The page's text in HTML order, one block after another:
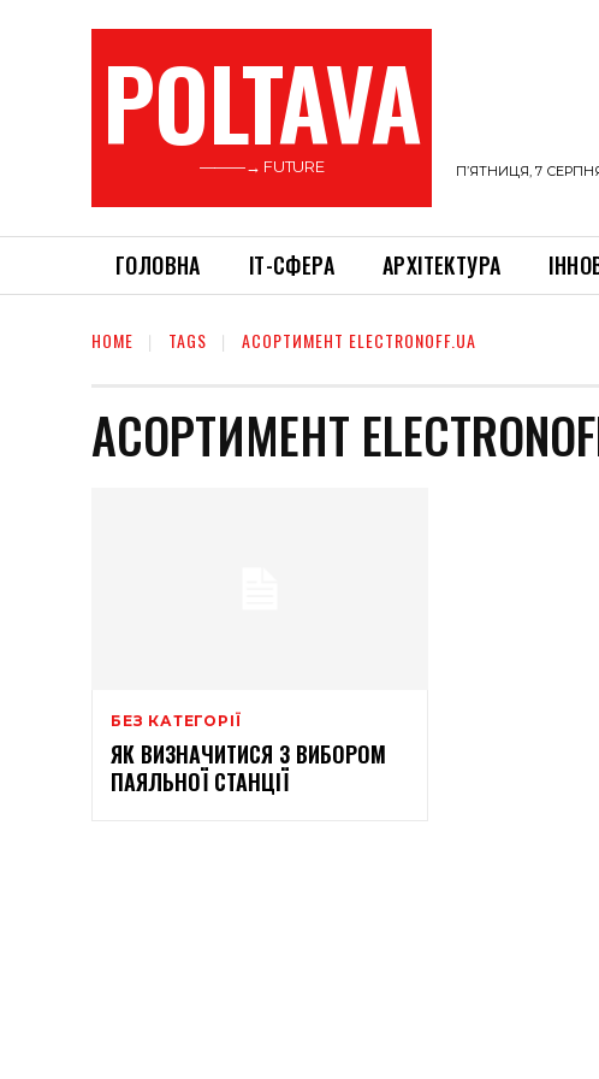
POLTAVA
———→ FUTURE П’ЯТНИЦЯ, 7
ГОЛОВНА ІТ-СФЕРА АРХІТЕКТУРА
HOME TAGS АСОРТИМЕНТ ELECTRONOFF.UA
АСОРТИМЕНТ
БЕЗ КАТЕГОРІЇ
ЯК ВИЗНАЧИТИСЯ З ВИБОРОМ
ПАЯЛЬНОЇ СТАНЦІЇ